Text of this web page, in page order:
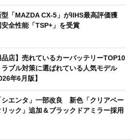
型「MAZDA CX-5」がIIHS最高評価獲
全性能「TSP+」を受賞
品店】売れているカーバッテリーTOP10
ラブル対策に選ばれている人気モデル
年6月版】
シエンタ」一部改良 新色「クリアベー
ック」追加＆ブラックドアミラー採用